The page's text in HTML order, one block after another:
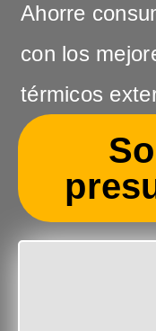
Ahorre
con los
térmicos